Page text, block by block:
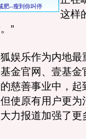
这样
”
乐作为内地最
金官网、壹基金
慈善事业中，起
使原有用户更为
力报道加强了更